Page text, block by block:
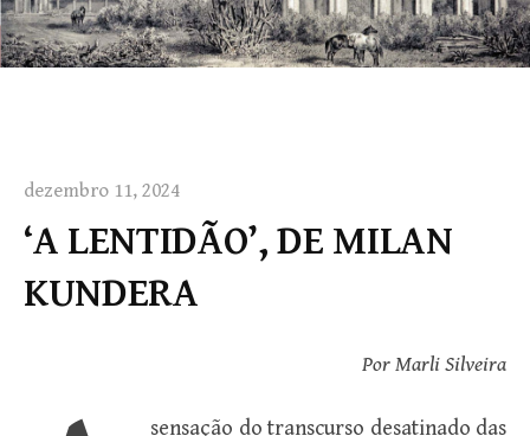
dezembro 11, 2024
‘A LENTIDÃO’, DE MILAN
KUNDERA
Por Marli Silveira
sensação do transcurso desatinado das